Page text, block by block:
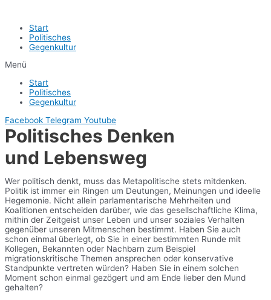
Start
Politisches
Gegenkultur
Menü
Start
Politisches
Gegenkultur
Facebook Telegram Youtube
Politisches Denken
und Lebensweg
Wer politisch denkt, muss das Metapolitische stets mitdenken.
Politik ist immer ein Ringen um Deutungen, Meinungen und ideelle
Hegemonie. Nicht allein parlamentarische Mehrheiten und
Koalitionen entscheiden darüber, wie das gesellschaftliche Klima,
mithin der Zeitgeist unser Leben und unser soziales Verhalten
gegenüber unseren Mitmenschen bestimmt. Haben Sie auch
schon einmal überlegt, ob Sie in einer bestimmten Runde mit
Kollegen, Bekannten oder Nachbarn zum Beispiel
migrationskritische Themen ansprechen oder konservative
Standpunkte vertreten würden? Haben Sie in einem solchen
Moment schon einmal gezögert und am Ende lieber den Mund
gehalten?